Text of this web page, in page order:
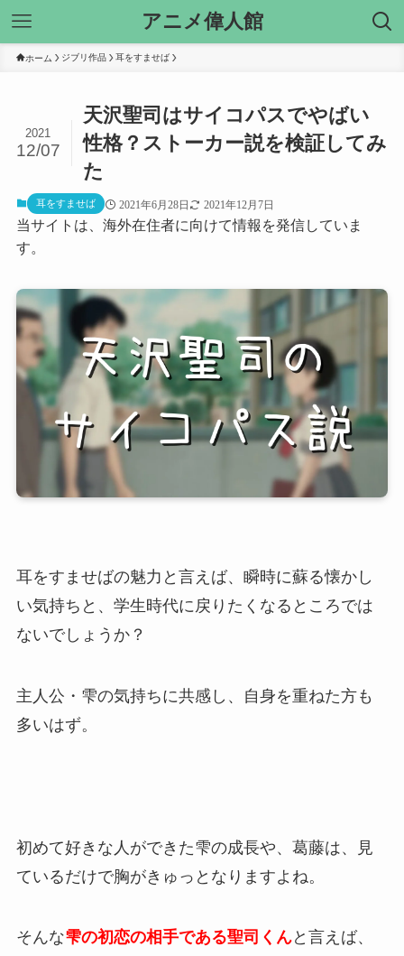
アニメ偉人館
ホーム ジブリ作品 耳をすませば
天沢聖司はサイコパスでやばい
性格？ストーカー説を検証してみ
た
2021
12/07
耳をすませば 2021年6月28日 2021年12月7日
当サイトは、海外在住者に向けて情報を発信していま
す。
耳をすませばの魅力と言えば、瞬時に蘇る懐かし
い気持ちと、学生時代に戻りたくなるところでは
ないでしょうか？
主人公・雫の気持ちに共感し、自身を重ねた方も
多いはず。
初めて好きな人ができた雫の成長や、葛藤は、見
ているだけで胸がきゅっとなりますよね。
そんな雫の初恋の相手である聖司くんと言えば、